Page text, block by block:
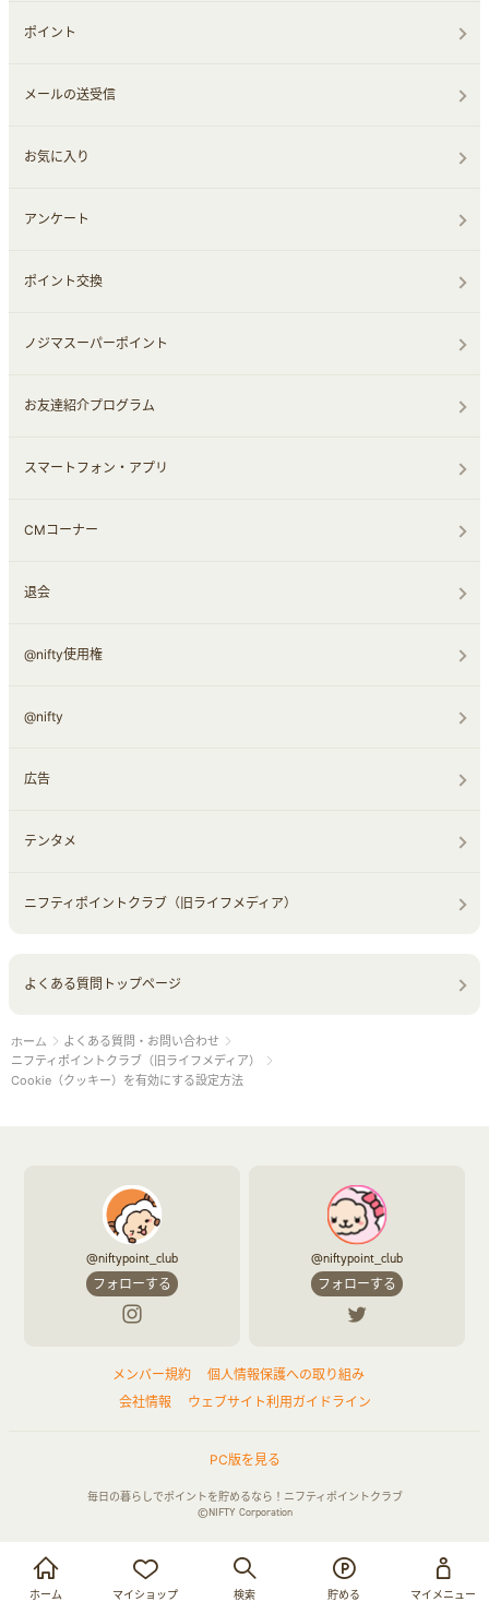
お買い物・サービス利用で貯める
ログイン
ホーム マイショップ 検索 貯める マイメニュー
ポイント
メールの送受信
お気に入り
アンケート
ポイント交換
ノジマスーパーポイント
お友達紹介プログラム
スマートフォン・アプリ
CMコーナー
退会
@nifty使用権
@nifty
広告
テンタメ
ニフティポイントクラブ（旧ライフメディア）
よくある質問トップページ
ホーム
よくある質問・お問い合わせ
ニフティポイントクラブ（旧ライフメディア）
Cookie（クッキー）を有効にする設定方法
@niftypoint_club
フォローする
@niftypoint_club
フォローする
メンバー規約
個人情報保護への取り組み
会社情報
ウェブサイト利用ガイドライン
PC版を見る
毎日の暮らしでポイントを貯めるなら！ニフティポイントクラブ
©NIFTY Corporation